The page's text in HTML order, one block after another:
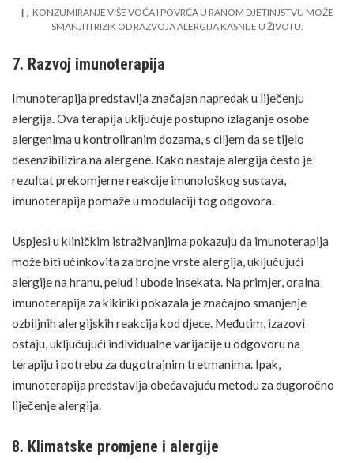
KONZUMIRANJE VIŠE VOĆA I POVRĆA U RANOM DJETINJSTVU MOŽE
SMANJITI RIZIK OD RAZVOJA ALERGIJA KASNIJE U ŽIVOTU.
7. Razvoj imunoterapija
Imunoterapija predstavlja značajan napredak u liječenju
alergija. Ova terapija uključuje postupno izlaganje osobe
alergenima u kontroliranim dozama, s ciljem da se tijelo
desenzibilizira na alergene. Kako nastaje alergija često je
rezultat prekomjerne reakcije imunološkog sustava,
imunoterapija pomaže u modulaciji tog odgovora.
Uspjesi u kliničkim istraživanjima pokazuju da imunoterapija
može biti učinkovita za brojne vrste alergija, uključujući
alergije na hranu, pelud i ubode insekata. Na primjer, oralna
imunoterapija za kikiriki pokazala je značajno smanjenje
ozbiljnih alergijskih reakcija kod djece. Međutim, izazovi
ostaju, uključujući individualne varijacije u odgovoru na
terapiju i potrebu za dugotrajnim tretmanima. Ipak,
imunoterapija predstavlja obećavajuću metodu za dugoročno
liječenje alergija.
8. Klimatske promjene i alergije